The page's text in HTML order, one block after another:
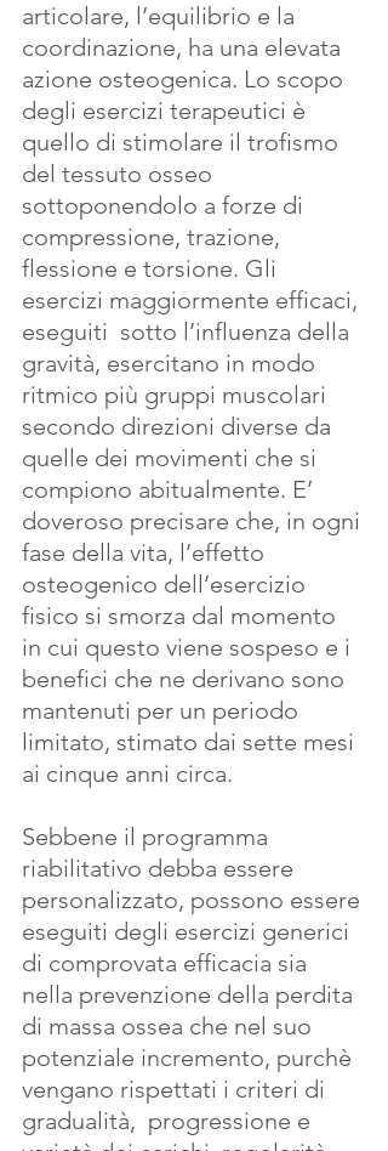
articolare, l’equilibrio e la
coordinazione, ha una elevata
azione osteogenica. Lo scopo
degli esercizi terapeutici è
quello di stimolare il trofismo
del tessuto osseo
sottoponendolo a forze di
compressione, trazione,
flessione e torsione. Gli
esercizi maggiormente efficaci,
eseguiti  sotto l’influenza della
gravità, esercitano in modo
ritmico più gruppi muscolari
secondo direzioni diverse da
quelle dei movimenti che si
compiono abitualmente. E’
doveroso precisare che, in ogni
fase della vita, l’effetto
osteogenico dell’esercizio
fisico si smorza dal momento
in cui questo viene sospeso e i
benefici che ne derivano sono
mantenuti per un periodo
limitato, stimato dai sette mesi
ai cinque anni circa.
Sebbene il programma
riabilitativo debba essere
personalizzato, possono essere
eseguiti degli esercizi generici
di comprovata efficacia sia
nella prevenzione della perdita
di massa ossea che nel suo
potenziale incremento, purchè
vengano rispettati i criteri di
gradualità,  progressione e